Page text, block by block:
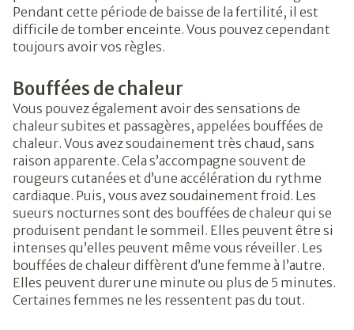
Pendant cette période de baisse de la fertilité, il est
difficile de tomber enceinte. Vous pouvez cependant
toujours avoir vos règles.
Bouffées de chaleur
Vous pouvez également avoir des sensations de
chaleur subites et passagères, appelées bouffées de
chaleur. Vous avez soudainement très chaud, sans
raison apparente. Cela s’accompagne souvent de
rougeurs cutanées et d’une accélération du rythme
cardiaque. Puis, vous avez soudainement froid. Les
sueurs nocturnes sont des bouffées de chaleur qui se
produisent pendant le sommeil. Elles peuvent être si
intenses qu’elles peuvent même vous réveiller. Les
bouffées de chaleur diffèrent d’une femme à l’autre.
Elles peuvent durer une minute ou plus de 5 minutes.
Certaines femmes ne les ressentent pas du tout.